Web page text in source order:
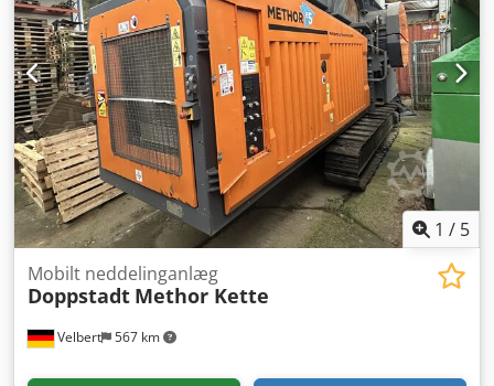
1 / 5
Velbert 567 km
Mobilt neddelinganlæg
Doppstadt Methor Kette